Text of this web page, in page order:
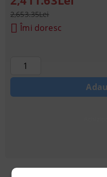
2,653.35Lei
Îmi doresc